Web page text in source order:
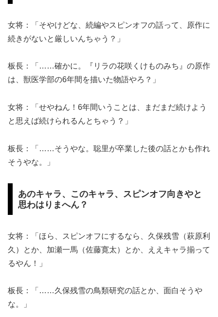
女将：「そやけどな、続編やスピンオフの話って、原作に
続きがないと厳しいんちゃう？」
板長：「……確かに。『リラの花咲くけものみち』の原作
は、獣医学部の6年間を描いた物語やろ？」
女将：「せやねん！6年間いうことは、まだまだ続けよう
と思えば続けられるんとちゃう？」
板長：「……そうやな。聡里が卒業した後の話とかも作れ
そうやな。」
あのキャラ、このキャラ、スピンオフ向きやと
思わはりまへん？
女将：「ほら、スピンオフにするなら、久保残雪（萩原利
久）とか、加瀬一馬（佐藤寛太）とか、ええキャラ揃って
るやん！」
板長：「……久保残雪の鳥類研究の話とか、面白そうや
な。」